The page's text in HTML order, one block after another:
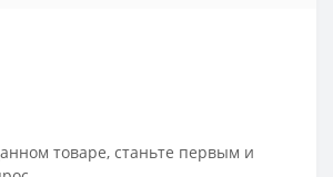
товаре, станьте первым и